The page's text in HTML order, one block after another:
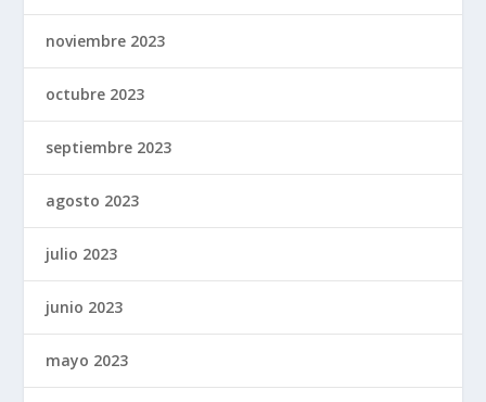
noviembre 2023
octubre 2023
septiembre 2023
agosto 2023
julio 2023
junio 2023
mayo 2023